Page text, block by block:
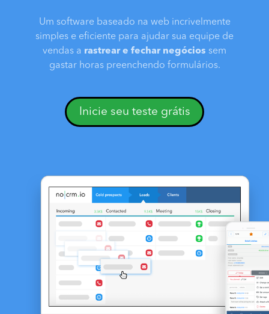
Um software baseado na web incrivelmente
simples e eficiente para ajudar sua equipe de
vendas a rastrear e fechar negócios sem
gastar horas preenchendo formulários.
Inicie seu teste grátis